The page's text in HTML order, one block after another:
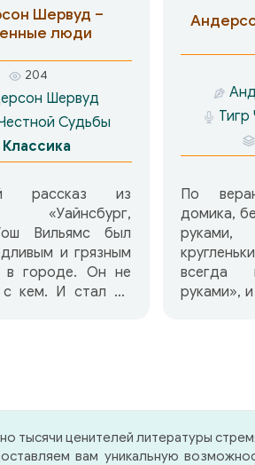
Шервуд –
люди
204
Шервуд
Судьбы
Классика
рассказ из
«Уайнсбург,
Вильямс был
и грязным
в городе. Он не
с кем. И стал он
По
домика,
всегда
руками»,
тысячи ценителей литературы
вам уникальную